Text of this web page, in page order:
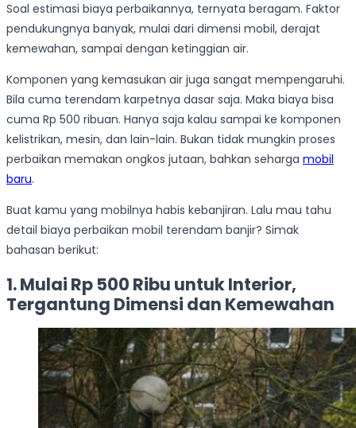
Soal estimasi biaya perbaikannya, ternyata beragam. Faktor
pendukungnya banyak, mulai dari dimensi mobil, derajat
kemewahan, sampai dengan ketinggian air.
Komponen yang kemasukan air juga sangat mempengaruhi.
Bila cuma terendam karpetnya dasar saja. Maka biaya bisa
cuma Rp 500 ribuan. Hanya saja kalau sampai ke komponen
kelistrikan, mesin, dan lain-lain. Bukan tidak mungkin proses
perbaikan memakan ongkos jutaan, bahkan seharga mobil
baru.
Buat kamu yang mobilnya habis kebanjiran. Lalu mau tahu
detail biaya perbaikan mobil terendam banjir? Simak
bahasan berikut:
1. Mulai Rp 500 Ribu untuk Interior,
Tergantung Dimensi dan Kemewahan